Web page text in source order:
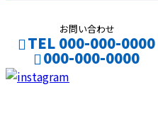
お問い合わせ
TEL 000-000-0000
000-000-0000